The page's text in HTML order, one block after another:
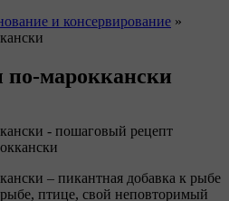
и консервирование »
мароккански
- пошаговый рецепт
– пикантная добавка к рыбе
птице, свой неповторимый